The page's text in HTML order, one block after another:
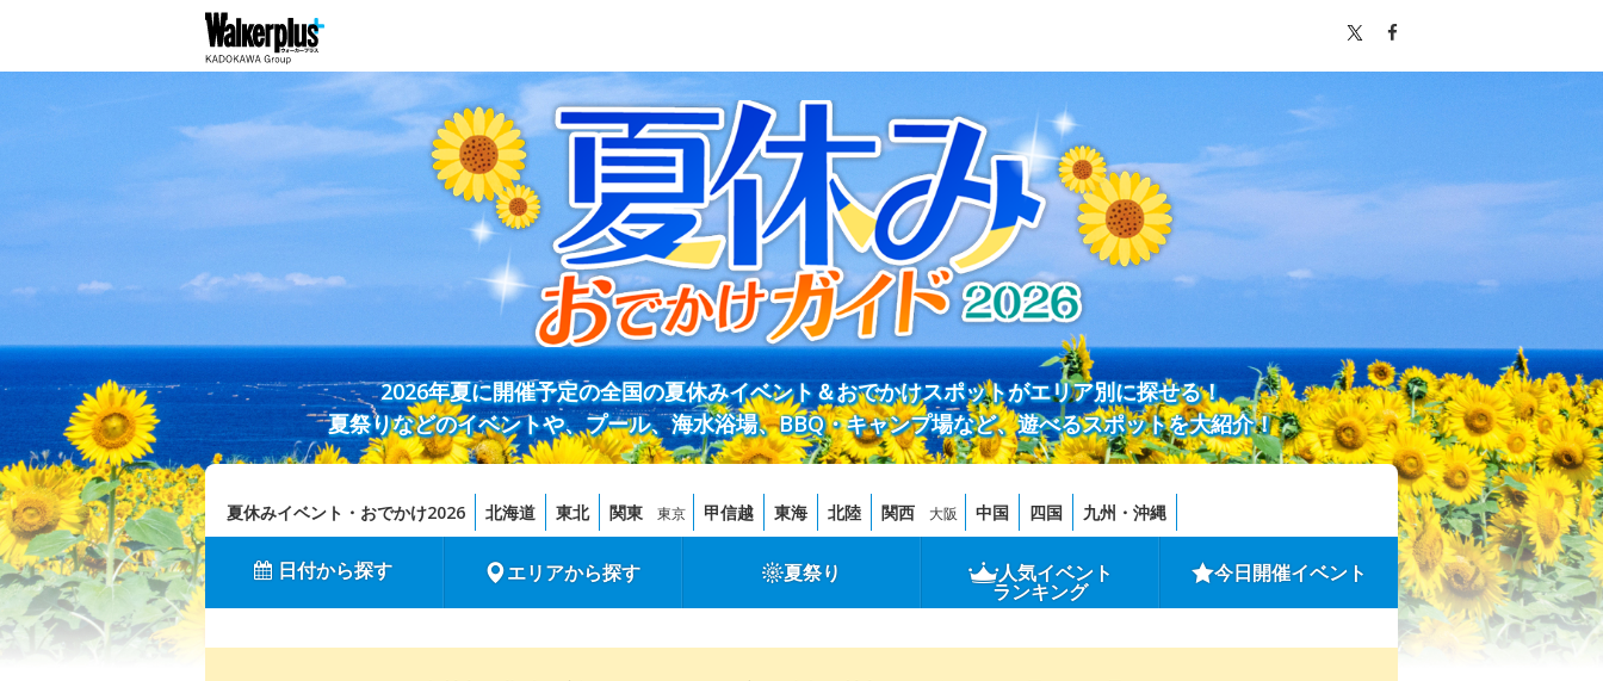
2026年夏に開催予定の全国の夏休みイベント＆おでかけスポットがエリア別に探せる！
夏祭りなどのイベントや、プール、海水浴場、BBQ・キャンプ場など、遊べるスポットを大紹介！
夏休みイベント・おでかけ2026 北海道 東北 関東 東京 甲信越 東海 北陸 関西 大阪 中国 四国 九州・沖縄
日付から探す エリアから探す 夏祭り 人気イベント
ランキング
今日開催イベント